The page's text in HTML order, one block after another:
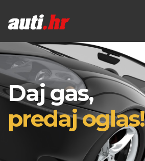
Daj gas,
predaj oglas!